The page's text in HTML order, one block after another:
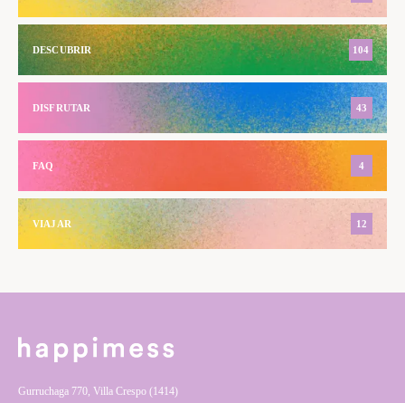
DESCUBRIR 104
DISFRUTAR 43
FAQ 4
VIAJAR 12
Gurruchaga 770, Villa Crespo (1414)